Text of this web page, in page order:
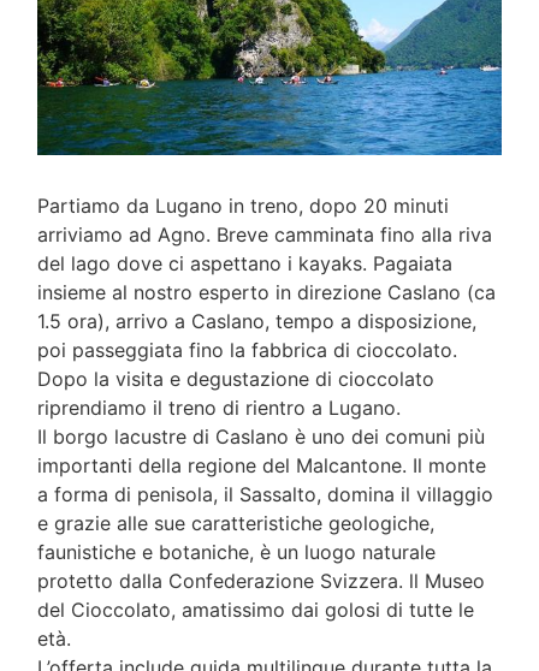
Partiamo da Lugano in treno, dopo 20 minuti
arriviamo ad Agno. Breve camminata fino alla riva
del lago dove ci aspettano i kayaks. Pagaiata
insieme al nostro esperto in direzione Caslano (ca
1.5 ora), arrivo a Caslano, tempo a disposizione,
poi passeggiata fino la fabbrica di cioccolato.
Dopo la visita e degustazione di cioccolato
riprendiamo il treno di rientro a Lugano.
Il borgo lacustre di Caslano è uno dei comuni più
importanti della regione del Malcantone. Il monte
a forma di penisola, il Sassalto, domina il villaggio
e grazie alle sue caratteristiche geologiche,
faunistiche e botaniche, è un luogo naturale
protetto dalla Confederazione Svizzera. ll Museo
del Cioccolato, amatissimo dai golosi di tutte le
età.